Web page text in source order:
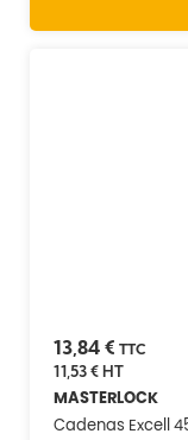
13,84 € TTC
11,53 €HT
MASTERLOCK
Cadenas Excell